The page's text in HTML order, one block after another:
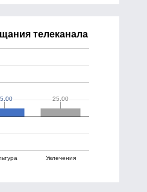
телеканала
Увлечения
25.00
25.00